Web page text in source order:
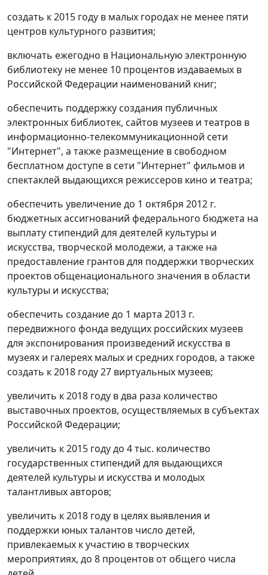
создать к 2015 году в малых городах не менее пяти
центров культурного развития;
включать ежегодно в Национальную электронную
библиотеку не менее 10 процентов издаваемых в
Российской Федерации наименований книг;
обеспечить поддержку создания публичных
электронных библиотек, сайтов музеев и театров в
информационно-телекоммуникационной сети
"Интернет", а также размещение в свободном
бесплатном доступе в сети "Интернет" фильмов и
спектаклей выдающихся режиссеров кино и театра;
обеспечить увеличение до 1 октября 2012 г.
бюджетных ассигнований федерального бюджета на
выплату стипендий для деятелей культуры и
искусства, творческой молодежи, а также на
предоставление грантов для поддержки творческих
проектов общенационального значения в области
культуры и искусства;
обеспечить создание до 1 марта 2013 г.
передвижного фонда ведущих российских музеев
для экспонирования произведений искусства в
музеях и галереях малых и средних городов, а также
создать к 2018 году 27 виртуальных музеев;
увеличить к 2018 году в два раза количество
выставочных проектов, осуществляемых в субъектах
Российской Федерации;
увеличить к 2015 году до 4 тыс. количество
государственных стипендий для выдающихся
деятелей культуры и искусства и молодых
талантливых авторов;
увеличить к 2018 году в целях выявления и
поддержки юных талантов число детей,
привлекаемых к участию в творческих
мероприятиях, до 8 процентов от общего числа